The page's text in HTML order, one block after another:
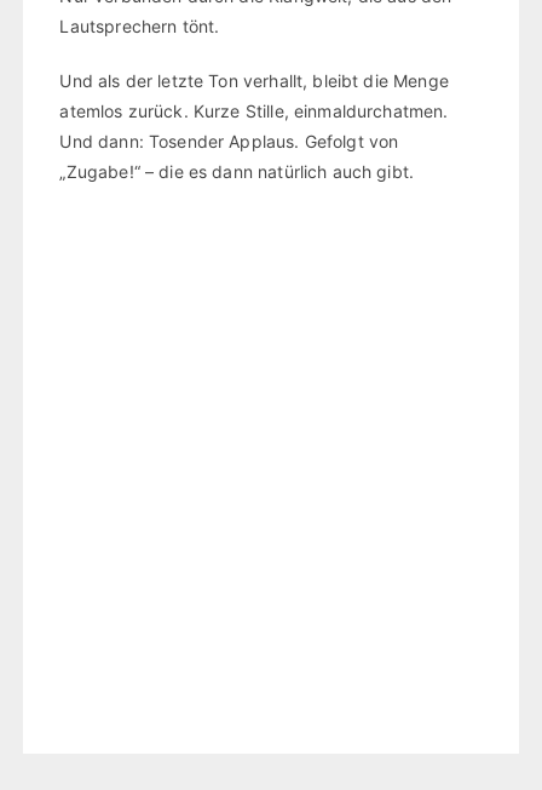
Lautsprechern tönt.
Und als der letzte Ton verhallt, bleibt die Menge
atemlos zurück. Kurze Stille, einmaldurchatmen.
Und dann: Tosender Applaus. Gefolgt von
„Zugabe!“ – die es dann natürlich auch gibt.